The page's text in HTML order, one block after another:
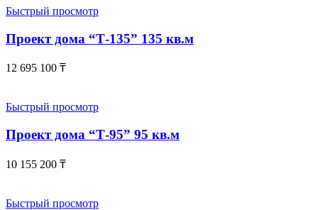
Быстрый просмотр
Проект дома “Т-135” 135 кв.м
12 695 100 ₸
Быстрый просмотр
Проект дома “Т-95” 95 кв.м
10 155 200 ₸
Быстрый просмотр